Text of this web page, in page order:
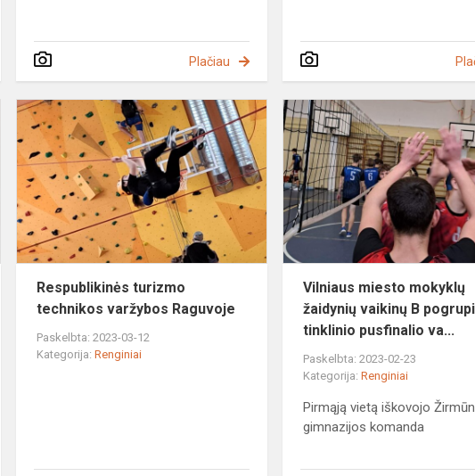
Plačiau
Turistinių
rungčių
varžybas
„Turizmas
linksmai“
Respublikinės
turizmo
technikos
varžybos
Raguvoje
Respublikinės turizmo
technikos varžybos Raguvoje
Paskelbta: 2023-03-12
Kategorija:Renginiai
Vilniaus miesto mokyklų
žaidynių vaikinų B
tinklinio pusfinalio va...
Paskelbta: 2023-02-23
Kategorija:Renginiai
Pirmąją vietą iškovojo
gimnazijos komanda